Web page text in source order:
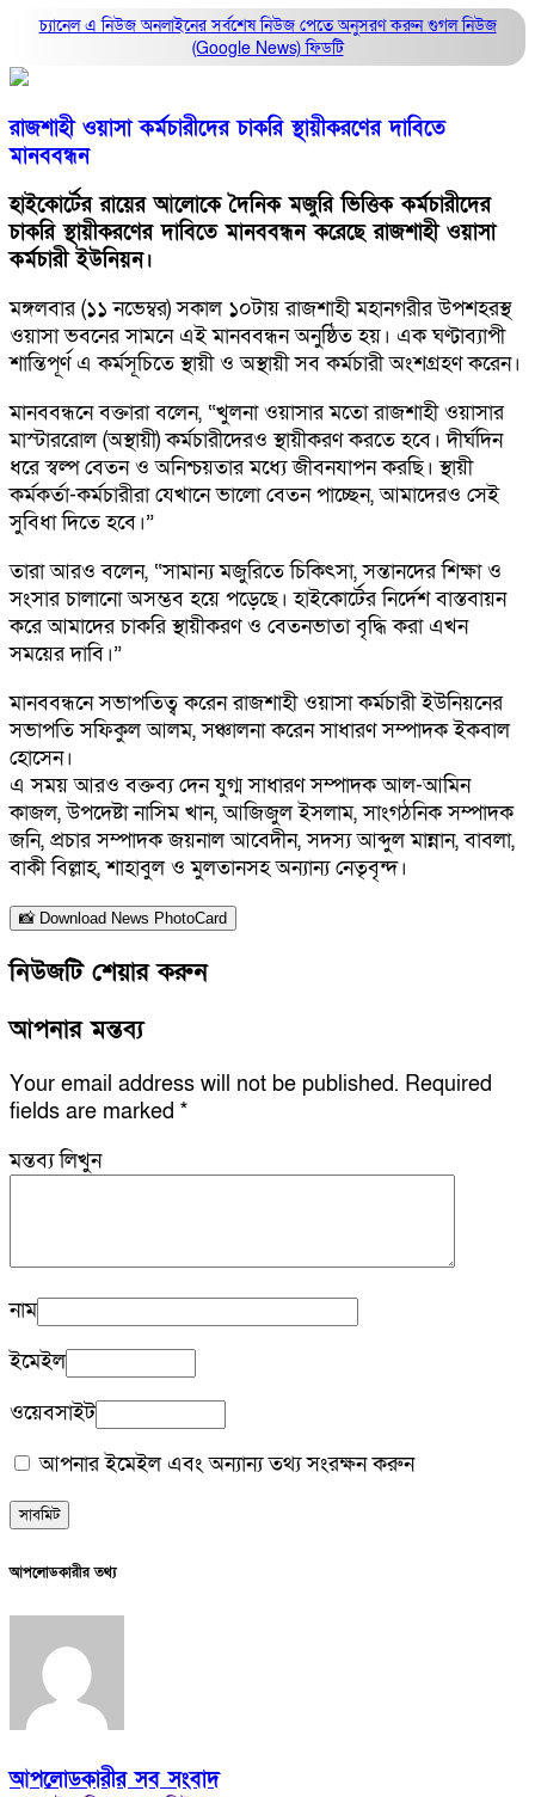
চ্যানেল এ নিউজ অনলাইনের সর্বশেষ নিউজ পেতে অনুসরণ করুনগুগল নিউজ
(Google News)ফিডটি
রাজশাহী ওয়াসা কর্মচারীদের চাকরি স্থায়ীকরণের দাবিতে
মানববন্ধন
হাইকোর্টের রায়ের আলোকে দৈনিক মজুরি ভিত্তিক কর্মচারীদের
চাকরি স্থায়ীকরণের দাবিতে মানববন্ধন করেছে রাজশাহী ওয়াসা
কর্মচারী ইউনিয়ন।
মঙ্গলবার (১১ নভেম্বর) সকাল ১০টায় রাজশাহী মহানগরীর উপশহরস্থ
ওয়াসা ভবনের সামনে এই মানববন্ধন অনুষ্ঠিত হয়। এক ঘণ্টাব্যাপী
শান্তিপূর্ণ এ কর্মসূচিতে স্থায়ী ও অস্থায়ী সব কর্মচারী অংশগ্রহণ করেন।
মানববন্ধনে বক্তারা বলেন, “খুলনা ওয়াসার মতো রাজশাহী ওয়াসার
মাস্টাররোল (অস্থায়ী) কর্মচারীদেরও স্থায়ীকরণ করতে হবে। দীর্ঘদিন
ধরে স্বল্প বেতন ও অনিশ্চয়তার মধ্যে জীবনযাপন করছি। স্থায়ী
কর্মকর্তা-কর্মচারীরা যেখানে ভালো বেতন পাচ্ছেন, আমাদেরও সেই
সুবিধা দিতে হবে।”
তারা আরও বলেন, “সামান্য মজুরিতে চিকিৎসা, সন্তানদের শিক্ষা ও
সংসার চালানো অসম্ভব হয়ে পড়েছে। হাইকোর্টের নির্দেশ বাস্তবায়ন
করে আমাদের চাকরি স্থায়ীকরণ ও বেতনভাতা বৃদ্ধি করা এখন
সময়ের দাবি।”
মানববন্ধনে সভাপতিত্ব করেন রাজশাহী ওয়াসা কর্মচারী ইউনিয়নের
সভাপতি সফিকুল আলম, সঞ্চালনা করেন সাধারণ সম্পাদক ইকবাল
হোসেন।
এ সময় আরও বক্তব্য দেন যুগ্ম সাধারণ সম্পাদক আল-আমিন
কাজল, উপদেষ্টা নাসিম খান, আজিজুল ইসলাম, সাংগঠনিক সম্পাদক
জনি, প্রচার সম্পাদক জয়নাল আবেদীন, সদস্য আব্দুল মান্নান, বাবলা,
বাকী বিল্লাহ, শাহাবুল ও মুলতানসহ অন্যান্য নেতৃবৃন্দ।
📸 Download News PhotoCard
নিউজটি শেয়ার করুন
আপনার মন্তব্য
Your email address will not be published. Required
fields are marked *
মন্তব্য লিখুন
নাম
ইমেইল
ওয়েবসাইট
আপনার ইমেইল এবং অন্যান্য তথ্য সংরক্ষন করুন
আপলোডকারীর তথ্য
আপলোডকারীর সব সংবাদ